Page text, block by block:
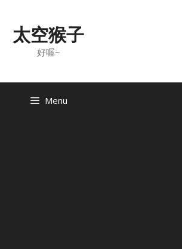
太空猴子
好喔~
Menu